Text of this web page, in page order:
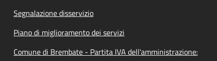
Segnalazione disservizio
Piano di miglioramento dei servizi
Comune di Brembate - Partita IVA dell'amministrazione: